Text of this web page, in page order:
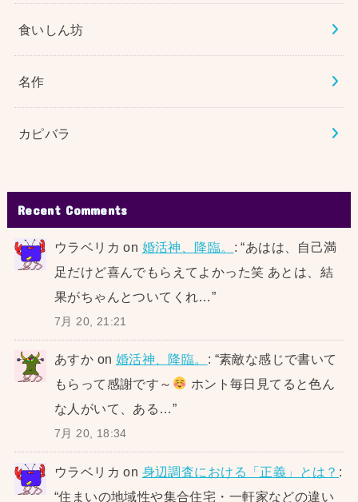
食いしん坊
名作
カピバラ
Recent Comments
ウラベリカ on 婚活神、降臨。 : “あはは、自己満
足だけど喜んでもらえてよかった笑 あとは、結
果がちゃんとついてくれ…”
7月 20, 21:21
あすか on 婚活神、降臨。 : “素敵な感じで書いて
もらって感謝です～
ホント毎日見てると色ん
な人がいて、ある…”
7月 20, 18:34
ウラベリカ on 身辺調査における「正義」とは？ :
“住まいの地域性や集合住宅・一軒家などの違い